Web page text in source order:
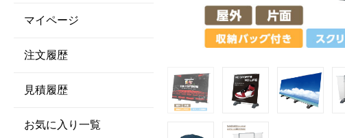
マイページ
注文履歴
見積履歴
お気に入り一覧